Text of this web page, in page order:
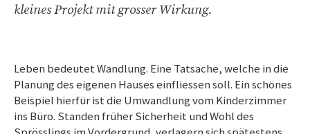
kleines Projekt mit grosser Wirkung.
Leben bedeutet Wandlung. Eine Tatsache, welche in die
Planung des eigenen Hauses einfliessen soll. Ein schönes
Beispiel hierfür ist die Umwandlung vom Kinderzimmer
ins Büro. Standen früher Sicherheit und Wohl des